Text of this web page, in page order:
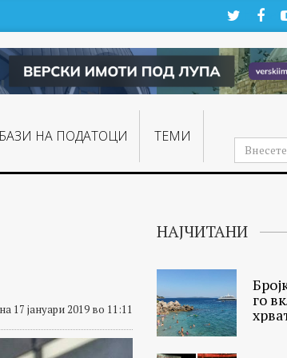
Twitter
БАЗИ НА ПОДАТОЦИ ТЕМИ
17 јануари 2019 во 11:11
НАЈЧИТАНИ
го